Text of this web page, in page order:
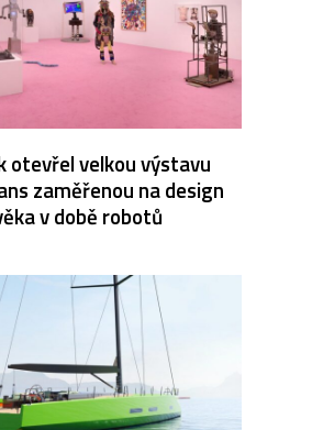
otevřel velkou výstavu
zaměřenou na design
v době robotů